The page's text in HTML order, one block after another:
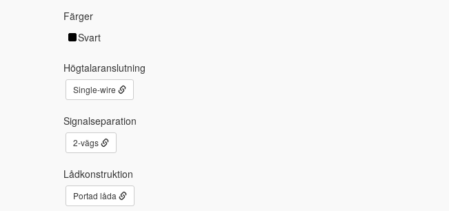
Färger
Svart
Högtalaranslutning
Single-wire
Signalseparation
2-vägs
Lådkonstruktion
Portad låda